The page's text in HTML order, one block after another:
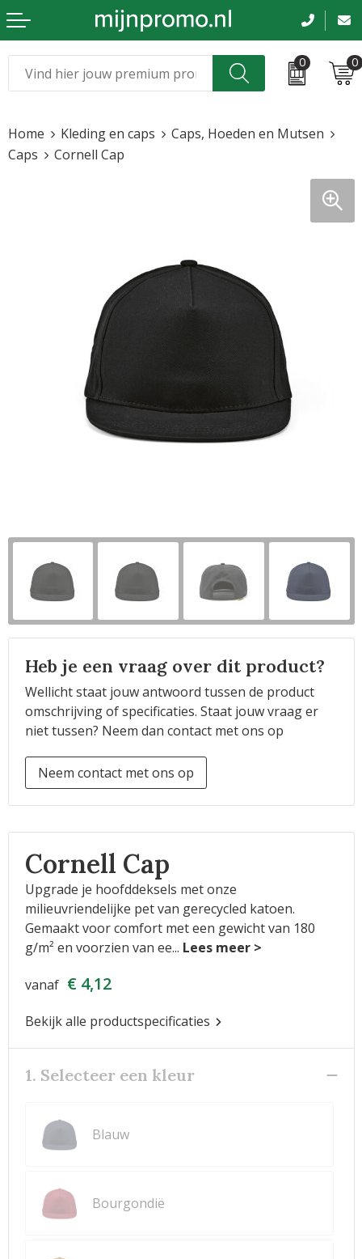
0 0
Kleding & caps
Beurs en evenementen
Bloemen en planten
Horeca
Sinterklaas
Home Kleding en caps
Caps, Hoeden en Mutsen
Caps
Cornell Cap
Heb je een vraag over dit product?
Wellicht staat jouw antwoord tussen de product
omschrijving of specificaties. Staat jouw vraag er
niet tussen? Neem dan contact met ons op
Neem contact met ons op
Cornell Cap
Upgrade je hoofddeksels met onze
milieuvriendelijke pet van gerecycled katoen.
Gemaakt voor comfort met een gewicht van 180
g/m² en voorzien van ee...
vanaf € 4,12
Bekijk alle productspecificaties
1. Selecteer een kleur
Blauw
Bourgondië